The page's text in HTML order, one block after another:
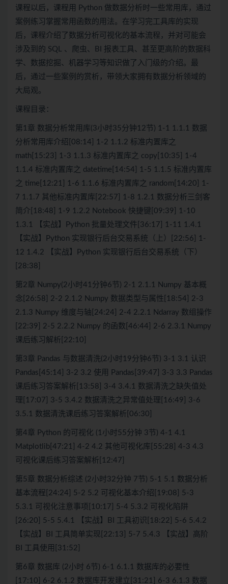
课程以后，课程用 Python 做数据分析时一些常用库，通过
案例练习掌握常用函数的用法。在学习完工具库的实现
后，课程介绍了数据分析可视化的基本流程，并对可能会
涉及到的 SQL 、爬虫、BI 报表工具、甚至更高阶的数据科
学、数据挖掘、机器学习等知识做了入门级的介绍。最
后，通过一些案例的赏析，带领大家拥有数据分析领域的
大局观。
课程目录：
第1章 数据分析常用库(3小时35分钟12节) 1-1 1.1.1 数据
分析常用库介绍[08:14] 1-2 1.1.2 标准内置库之
math[15:23] 1-3 1.1.3 标准内置库之 copy[10:35] 1-4
1.1.4 标准内置库之 datetime[14:54] 1-5 1.1.5 标准内置库
之 time[12:21] 1-6 1.1.6 标准内置库之 random[14:20] 1-
7 1.1.7 其他标准内置库[22:57] 1-8 1.2.1 数据分析三剑客
简介[18:48] 1-9 1.2.2 Notebook 快捷键[09:39] 1-10
1.3.1 【实战】Python 批量处理文件[36:17] 1-11 1.4.1
【实战】Python 实现银行后台交易系统（上）[22:56] 1-
12 1.4.2 【实战】Python 实现银行后台交易系统（下）
[28:38]
第2章 Numpy(2小时41分钟6节) 2-1 2.1.1 Numpy 基本概
念[26:58] 2-2 2.1.2 Numpy 数据类型与属性[18:54] 2-3
2.1.3 Numpy 维度与轴[24:24] 2-4 2.2.1 Ndarray 数组操作
[22:39] 2-5 2.2.2 Numpy 的函数[46:44] 2-6 2.3.1 Numpy
课后练习解析[22:10]
第3章 Pandas 与数据清洗(2小时19分钟6节) 3-1 3.1 认识
Pandas[45:14] 3-2 3.2 使用 Pandas[39:47] 3-3 3.3 Pandas
课后练习答案解析[13:58] 3-4 3.4.1 数据清洗之缺失值处
理[17:07] 3-5 3.4.2 数据清洗之异常值处理[16:49] 3-6
3.5.1 数据清洗课后练习答案解析[06:30]
第4章 Python 的可视化 (1小时55分钟 3节) 4-1 4.1
Matplotlib[47:21] 4-2 4.2 其他可视化库[55:28] 4-3 4.3
可视化课后练习答案解析[12:47]
第5章 数据分析综述 (2小时32分钟 7节) 5-1 5.1 数据分析
基本流程[24:24] 5-2 5.2 可视化基本介绍[19:08] 5-3
5.3.1 可视化注意事项[10:17] 5-4 5.3.2 可视化陷阱
[26:20] 5-5 5.4.1 【实战】BI 工具初识[18:22] 5-6 5.4.2
【实战】BI 工具简单实现[22:13] 5-7 5.4.3 【实战】高阶
BI 工具使用[31:52]
第6章 数据库 (2小时 6节) 6-1 6.1.1 数据库的必要性
[17:10] 6-2 6.1.2 数据库开发建立[31:21] 6-3 6.1.3 数据